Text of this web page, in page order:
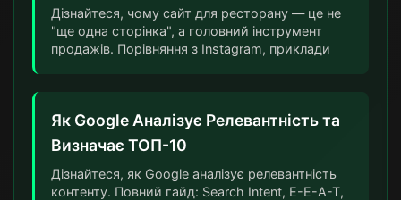
Дізнайтеся, чому сайт для ресторану — це не
"ще одна сторінка", а головний інструмент
продажів. Порівняння з Instagram, приклади
Як Google Аналізує Релевантність та
Визначає ТОП-10
Дізнайтеся, як Google аналізує релевантність
контенту. Повний гайд: Search Intent, E-E-A-T,